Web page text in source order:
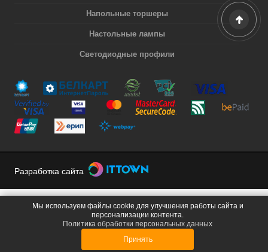
Напольные торшеры
Настольные лампы
Светодиодные профили
Разработка сайта
Мы используем файлы cookie для улучшения работы сайта и
персонализации контента.
Политика обработки персональных данных
Принять